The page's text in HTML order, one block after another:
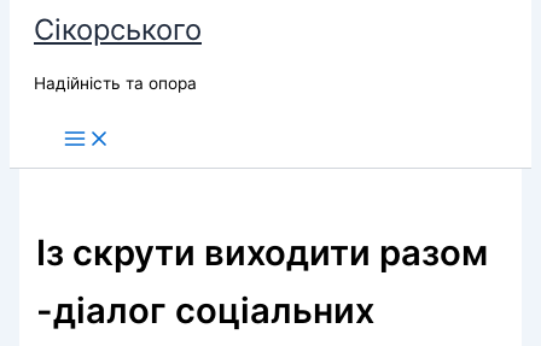
Сікорського
Надійність та опора
Із скрути виходити разом
-діалог соціальних